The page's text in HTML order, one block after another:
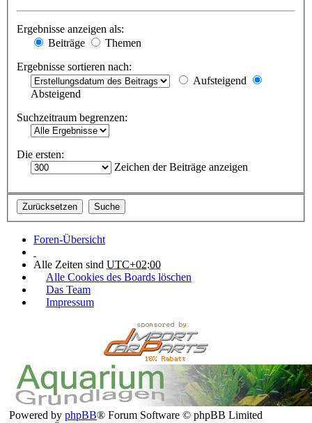
Ergebnisse anzeigen als:
Beiträge
Themen
Ergebnisse sortieren nach:
Aufsteigend
Absteigend
Suchzeitraum begrenzen:
Die ersten:
Zeichen der Beiträge anzeigen
Foren-Übersicht
Alle Zeiten sind UTC+02:00
Alle Cookies des Boards löschen
Das Team
Impressum
Powered by phpBB® Forum Software © phpBB Limited